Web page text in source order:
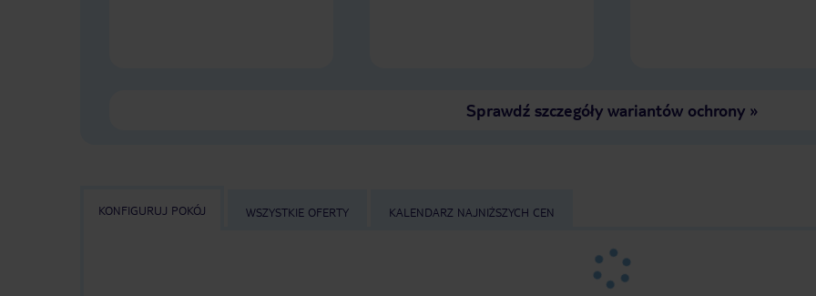
Sprawdź szczegóły wariantów ochrony»
KONFIGURUJ POKÓJ WSZYSTKIE OFERTY KALENDARZ NAJNIŻSZYCH CEN